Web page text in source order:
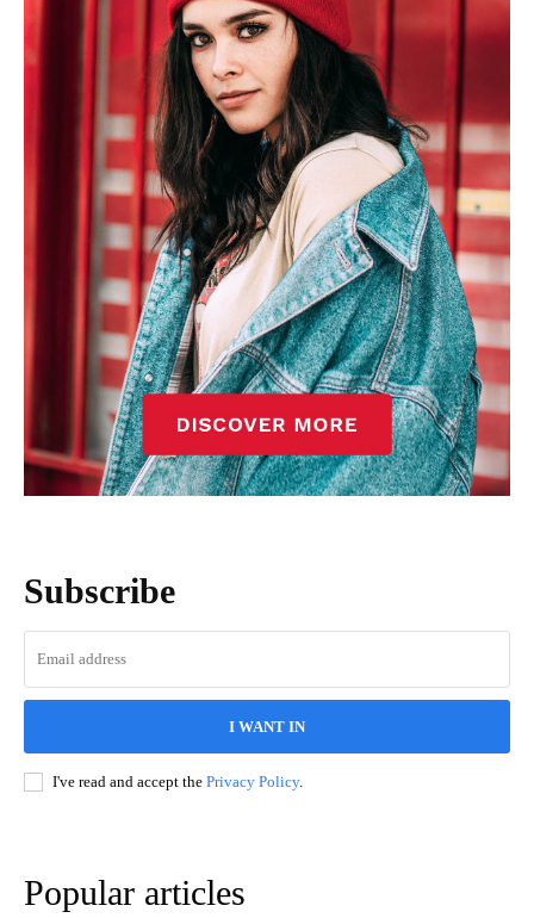
Subscribe
I WANT IN
I've read and accept the Privacy Policy.
Popular articles